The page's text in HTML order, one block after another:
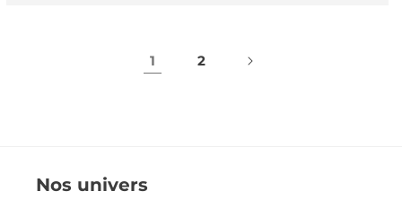
1 2
Nos univers